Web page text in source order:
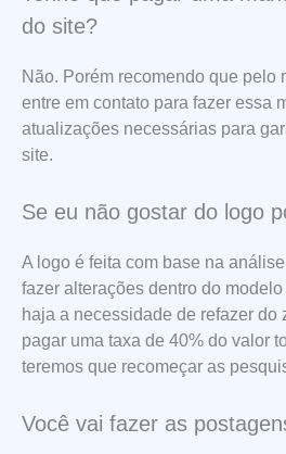
do site?
Não. Porém recomendo que pelo
entre em contato para fazer essa
atualizações necessárias para
site.
Se eu não gostar do logo
A logo é feita com base na
fazer alterações dentro do
haja a necessidade de refazer do
pagar uma taxa de 40% do valor
teremos que recomeçar as
Você vai fazer as